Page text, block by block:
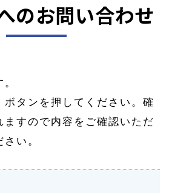
のお問い合わせ
ボタンを押してください。確
ますので内容をご確認いただ
い。